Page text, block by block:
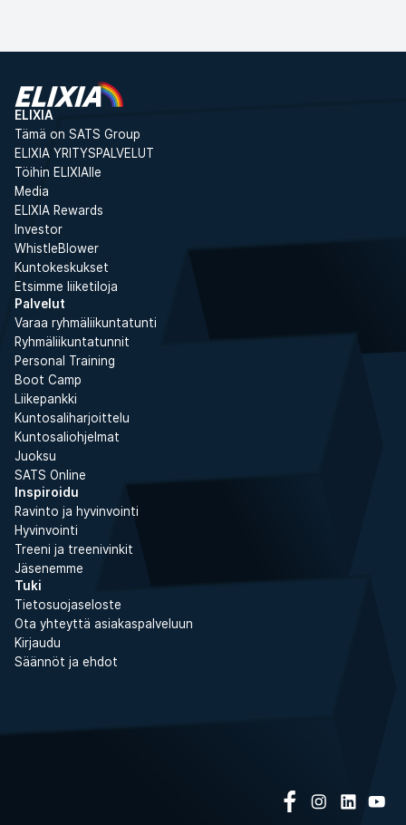
ELIXIA
Tämä on SATS Group
ELIXIA YRITYSPALVELUT
Töihin ELIXIAlle
Media
ELIXIA Rewards
Investor
WhistleBlower
Kuntokeskukset
Etsimme liiketiloja
Palvelut
Varaa ryhmäliikuntatunti
Ryhmäliikuntatunnit
Personal Training
Boot Camp
Liikepankki
Kuntosaliharjoittelu
Kuntosaliohjelmat
Juoksu
SATS Online
Inspiroidu
Ravinto ja hyvinvointi
Hyvinvointi
Treeni ja treenivinkit
Jäsenemme
Tuki
Tietosuojaseloste
Ota yhteyttä asiakaspalveluun
Kirjaudu
Säännöt ja ehdot